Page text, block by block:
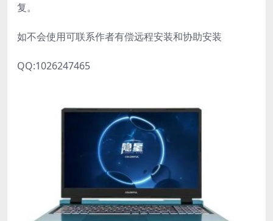
复。
如不会使用可联系作者有偿远程安装和协助安装
QQ:1026247465